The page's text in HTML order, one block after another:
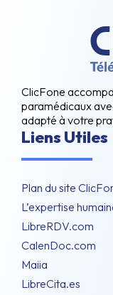
ClicFone
paramédicaux
adapté à votre
Liens Utiles
Plan du site
L’expertise
LibreRDV.com
CalenDoc.com
Maiia
LibreCita.es